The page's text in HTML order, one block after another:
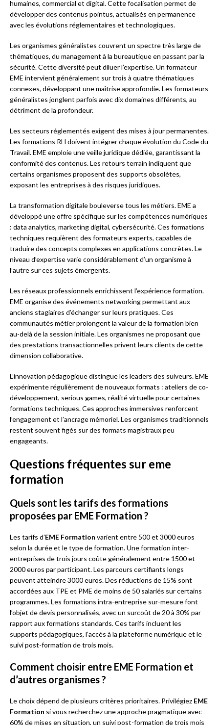
humaines, commercial et digital. Cette focalisation permet de
développer des contenus pointus, actualisés en permanence
avec les évolutions réglementaires et technologiques.
Les organismes généralistes couvrent un spectre très large de
thématiques, du management à la bureautique en passant par la
sécurité. Cette diversité peut diluer l’expertise. Un formateur
EME intervient généralement sur trois à quatre thématiques
connexes, développant une maîtrise approfondie. Les formateurs
généralistes jonglent parfois avec dix domaines différents, au
détriment de la profondeur.
Les secteurs réglementés exigent des mises à jour permanentes.
Les formations RH doivent intégrer chaque évolution du Code du
Travail. EME emploie une veille juridique dédiée, garantissant la
conformité des contenus. Les retours terrain indiquent que
certains organismes proposent des supports obsolètes,
exposant les entreprises à des risques juridiques.
La transformation digitale bouleverse tous les métiers. EME a
développé une offre spécifique sur les compétences numériques
: data analytics, marketing digital, cybersécurité. Ces formations
techniques requièrent des formateurs experts, capables de
traduire des concepts complexes en applications concrètes. Le
niveau d’expertise varie considérablement d’un organisme à
l’autre sur ces sujets émergents.
Les réseaux professionnels enrichissent l’expérience formation.
EME organise des événements networking permettant aux
anciens stagiaires d’échanger sur leurs pratiques. Ces
communautés métier prolongent la valeur de la formation bien
au-delà de la session initiale. Les organismes ne proposant que
des prestations transactionnelles privent leurs clients de cette
dimension collaborative.
L’innovation pédagogique distingue les leaders des suiveurs. EME
expérimente régulièrement de nouveaux formats : ateliers de co-
développement, serious games, réalité virtuelle pour certaines
formations techniques. Ces approches immersives renforcent
l’engagement et l’ancrage mémoriel. Les organismes traditionnels
restent souvent figés sur des formats magistraux peu
engageants.
Questions fréquentes sur eme
formation
Quels sont les tarifs des formations
proposées par EME Formation ?
Les tarifs d’EME Formation varient entre 500 et 3000 euros
selon la durée et le type de formation. Une formation inter-
entreprises de trois jours coûte généralement entre 1500 et
2000 euros par participant. Les parcours certifiants longs
peuvent atteindre 3000 euros. Des réductions de 15% sont
accordées aux TPE et PME de moins de 50 salariés sur certains
programmes. Les formations intra-entreprise sur-mesure font
l’objet de devis personnalisés, avec un surcoût de 20 à 30% par
rapport aux formations standards. Ces tarifs incluent les
supports pédagogiques, l’accès à la plateforme numérique et le
suivi post-formation de trois mois.
Comment choisir entre EME Formation et
d’autres organismes ?
Le choix dépend de plusieurs critères prioritaires. Privilégiez EME
Formation si vous recherchez une approche pragmatique avec
60% de mises en situation, un suivi post-formation de trois mois